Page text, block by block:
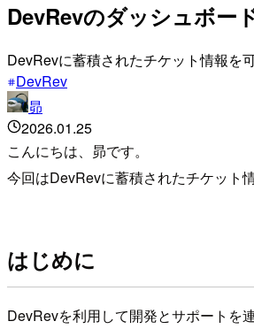
DevRevのダッシュボー
DevRevに蓄積されたチケット情報を
DevRev
昴
2026.01.25
こんにちは、昴です。
今回はDevRevに蓄積されたチケット
はじめに
DevRevを利用して開発とサポートを